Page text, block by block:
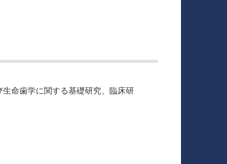
命歯学に関する基礎研究、臨床研